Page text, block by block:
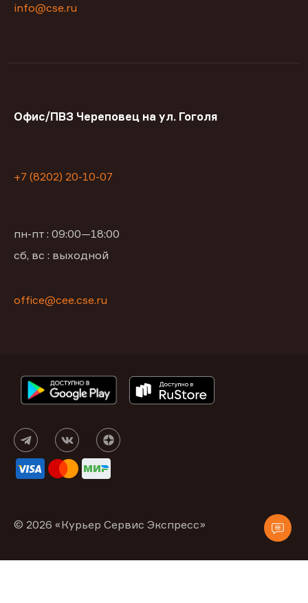
info@cse.ru
Офис/ПВЗ Череповец на ул. Гоголя
+7 (8202) 20-10-07
пн-пт : 09:00—18:00
сб, вс : выходной
office@сее.cse.ru
© 2026 «Курьер Сервис Экспресс»